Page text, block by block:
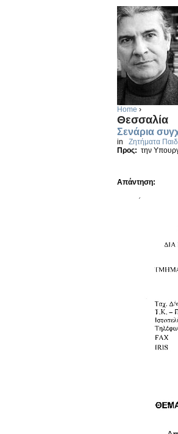
Home ›
Θεσσαλία
Σενάρια
in Ζητήματα
Προς: την
Απάντηση: